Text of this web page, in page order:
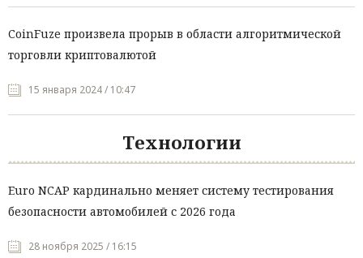
CoinFuze произвела прорыв в области алгоритмической
торговли криптовалютой
15 января 2024 / 10:47
Технологии
Euro NCAP кардинально меняет систему тестирования
безопасности автомобилей с 2026 года
28 ноября 2025 / 16:15